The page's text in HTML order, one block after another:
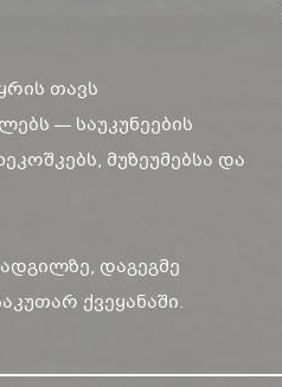
თავს
— საუკუნეების
მუზეუმებსა და
დაგეგმე
ქვეყანაში.